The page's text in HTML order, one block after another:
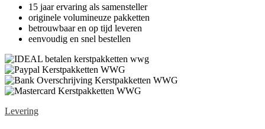
15 jaar ervaring als samensteller
originele volumineuze pakketten
betrouwbaar en op tijd leveren
eenvoudig en snel bestellen
Levering